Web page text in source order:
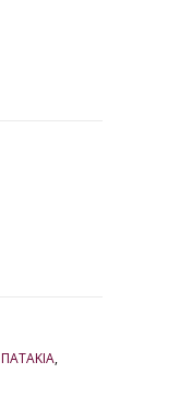
ΠΑΤΆΚΙΑ,